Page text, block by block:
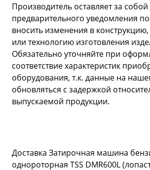
Производитель оставляет за
предварительного уведомления
вносить изменения в
или технологию изготовления
Обязательно уточняйте при
соответствие характеристик
оборудования, т.к. данные на
обновляться с задержкой
выпускаемой продукции.
Доставка Затирочная машина
однороторная TSS DMR600L